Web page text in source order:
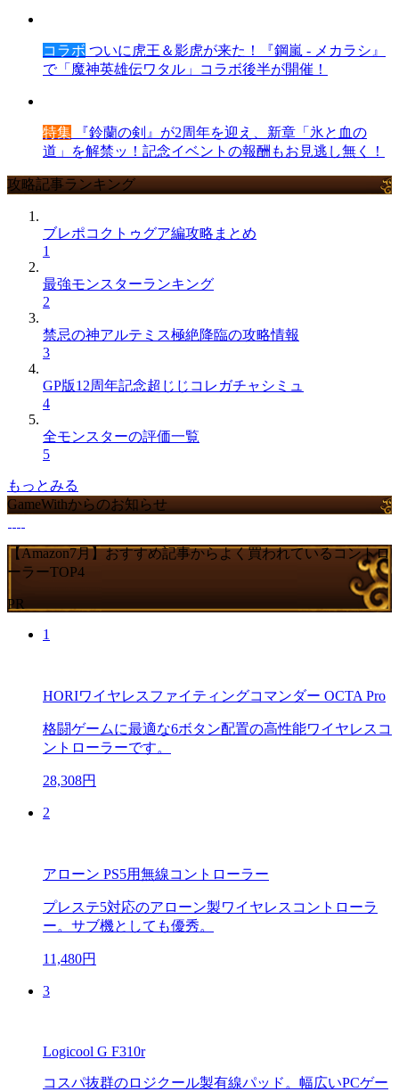
コラボ ついに虎王＆影虎が来た！『鋼嵐 - メカラシ』
で「魔神英雄伝ワタル」コラボ後半が開催！
特集 『鈴蘭の剣』が2周年を迎え、新章「氷と血の
道」を解禁ッ！記念イベントの報酬もお見逃し無く！
攻略記事ランキング
ブレポコクトゥグア編攻略まとめ
1
最強モンスターランキング
2
禁忌の神アルテミス極絶降臨の攻略情報
3
GP版12周年記念超じじコレガチャシミュ
4
全モンスターの評価一覧
5
もっとみる
GameWithからのお知らせ
【Amazon7月】おすすめ記事からよく買われているコントロ
ーラーTOP4
PR
1
HORIワイヤレスファイティングコマンダー OCTA Pro
格闘ゲームに最適な6ボタン配置の高性能ワイヤレスコ
ントローラーです。
28,308円
2
アローン PS5用無線コントローラー
プレステ5対応のアローン製ワイヤレスコントローラ
ー。サブ機としても優秀。
11,480円
3
Logicool G F310r
コスパ抜群のロジクール製有線パッド。幅広いPCゲー